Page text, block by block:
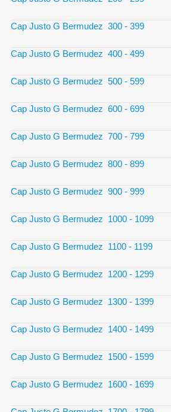
Cap Justo G Bermudez 300 - 399
Cap Justo G Bermudez 400 - 499
Cap Justo G Bermudez 500 - 599
Cap Justo G Bermudez 600 - 699
Cap Justo G Bermudez 700 - 799
Cap Justo G Bermudez 800 - 899
Cap Justo G Bermudez 900 - 999
Cap Justo G Bermudez 1000 - 1099
Cap Justo G Bermudez 1100 - 1199
Cap Justo G Bermudez 1200 - 1299
Cap Justo G Bermudez 1300 - 1399
Cap Justo G Bermudez 1400 - 1499
Cap Justo G Bermudez 1500 - 1599
Cap Justo G Bermudez 1600 - 1699